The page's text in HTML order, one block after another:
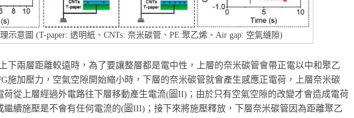
示意圖 (T-paper: 透明紙、CNTs: 奈米碳管、PE:聚乙烯、Air gap: 空氣縫隙)
下兩層距離較遠時，為了要讓整層都是電中性，上層的奈米碳管會帶正電以中和聚乙
施加壓力，空氣空隙開始縮小時，下層的奈米碳管就會產生感應正電荷，上層奈米碳
荷從上層經過外電路往下層移動產生電流(圖II)；由於只有空氣空隙的改變才會造成電荷
繼續施壓是不會有任何電流的(圖III)；接下來將施壓釋放，下層奈米碳管因為距離聚乙